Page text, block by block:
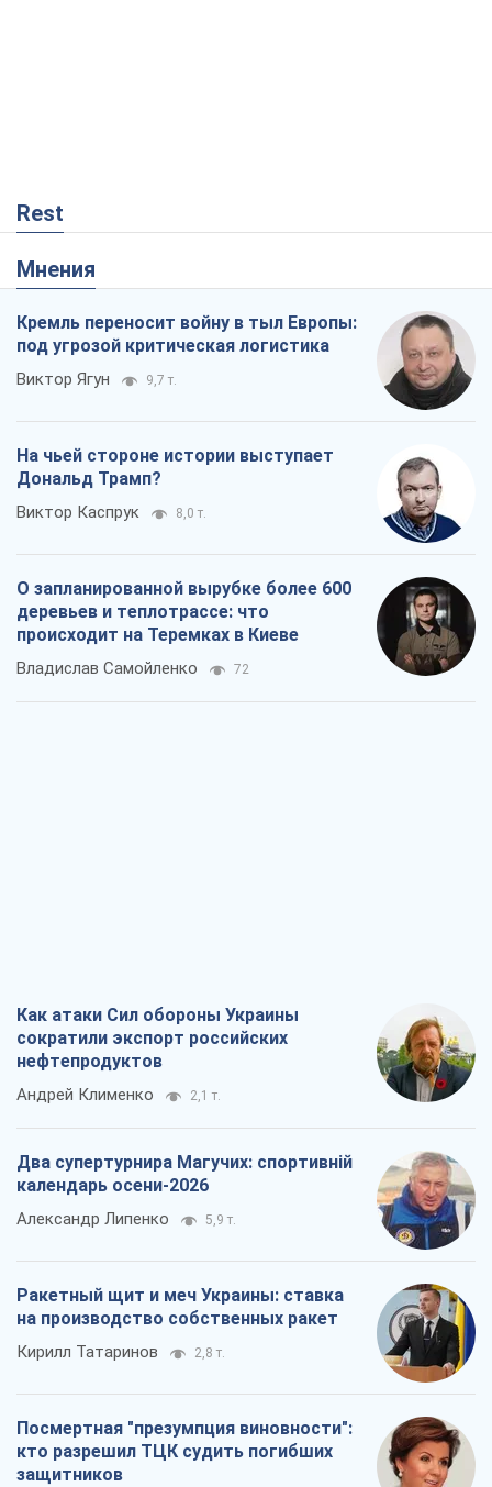
Rest
Мнения
Кремль переносит войну в тыл Европы:
под угрозой критическая логистика
Виктор Ягун 9,7 т.
На чьей стороне истории выступает
Дональд Трамп?
Виктор Каспрук 8,0 т.
О запланированной вырубке более 600
деревьев и теплотрассе: что
происходит на Теремках в Киеве
Владислав Самойленко 72
Как атаки Сил обороны Украины
сократили экспорт российских
нефтепродуктов
Андрей Клименко 2,1 т.
Два супертурнира Магучих: спортивній
календарь осени-2026
Александр Липенко 5,9 т.
Ракетный щит и меч Украины: ставка
на производство собственных ракет
Кирилл Татаринов 2,8 т.
Посмертная "презумпция виновности":
кто разрешил ТЦК судить погибших
защитников